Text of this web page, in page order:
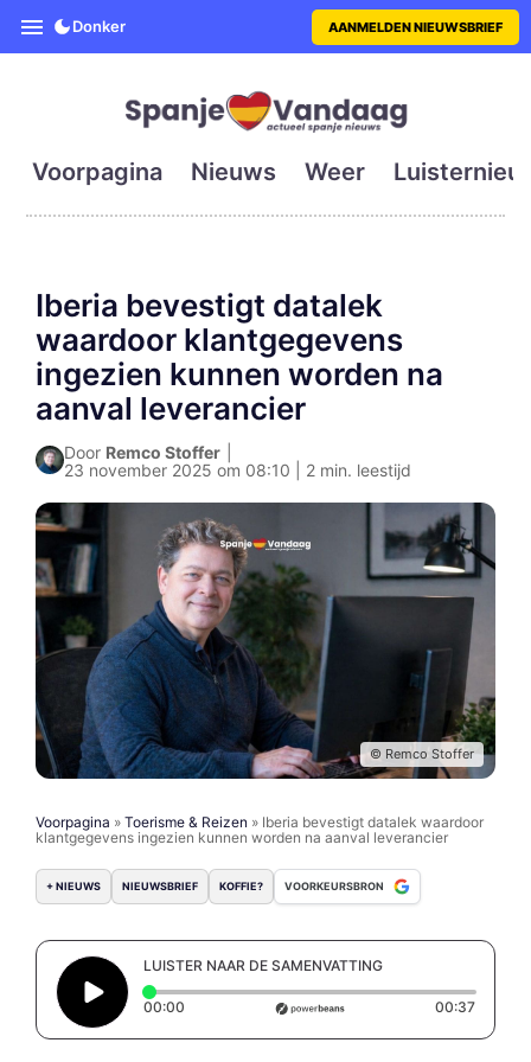
SpanjeVandaag is de eerste
Donker AANMELDEN NIEUWSBRIEF
Voorpagina Nieuws Weer
Iberia bevestigt datalek
waardoor klantgegevens
ingezien kunnen worden na
aanval leverancier
Door Remco Stoffer
23 november 2025 om 08:10 | 2 min. leestijd
© Remco Stoffer
Voorpagina » Toerisme & Reizen » Iberia bevestigt datalek waardoor
klantgegevens ingezien kunnen worden na aanval leverancier
+ NIEUWS NIEUWSBRIEF KOFFIE? VOORKEURSBRON
LUISTER NAAR DE SAMENVATTING
00:00 Elapsed time: 0 seconds 00:37